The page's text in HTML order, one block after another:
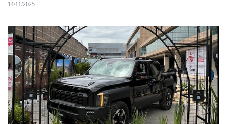
14/11/2025